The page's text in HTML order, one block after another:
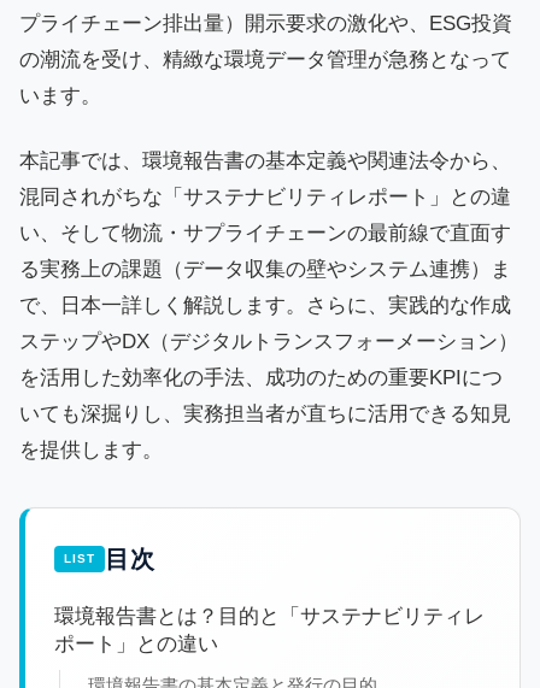
プライチェーン排出量）開示要求の激化や、ESG投資
の潮流を受け、精緻な環境データ管理が急務となって
います。
本記事では、環境報告書の基本定義や関連法令から、
混同されがちな「サステナビリティレポート」との違
い、そして物流・サプライチェーンの最前線で直面す
る実務上の課題（データ収集の壁やシステム連携）ま
で、日本一詳しく解説します。さらに、実践的な作成
ステップやDX（デジタルトランスフォーメーション）
を活用した効率化の手法、成功のための重要KPIにつ
いても深掘りし、実務担当者が直ちに活用できる知見
を提供します。
目次
環境報告書とは？目的と「サステナビリティレ
ポート」との違い